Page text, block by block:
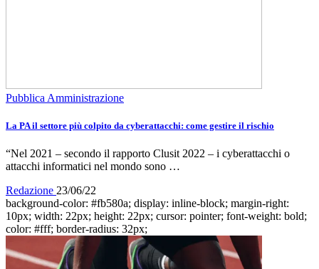
Pubblica Amministrazione
La PA il settore più colpito da cyberattacchi: come gestire il rischio
“Nel 2021 – secondo il rapporto Clusit 2022 – i cyberattacchi o
attacchi informatici nel mondo sono …
Redazione 23/06/22
background-color: #fb580a; display: inline-block; margin-right:
10px; width: 22px; height: 22px; cursor: pointer; font-weight: bold;
color: #fff; border-radius: 32px;